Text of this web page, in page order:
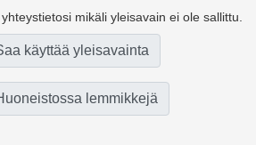
mikäli yleisavain ei ole sallittu.
käyttää yleisavainta
lemmikkejä